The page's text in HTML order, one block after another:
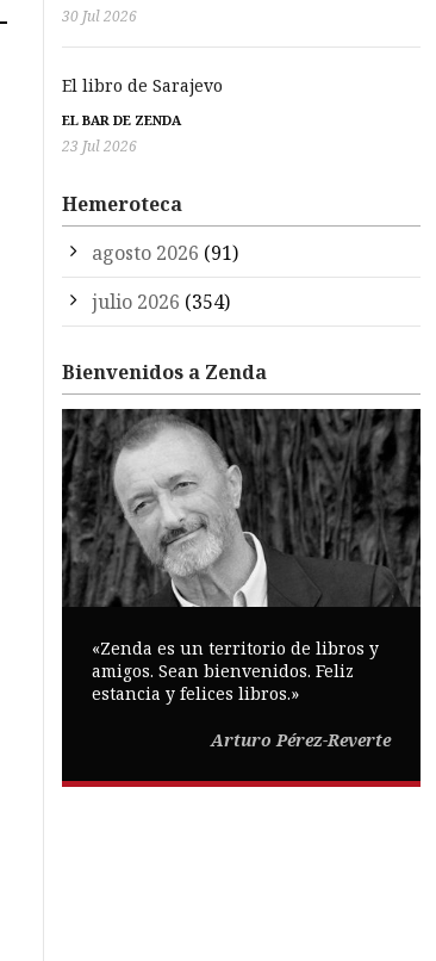
30 Jul 2026
El libro de Sarajevo
EL BAR DE ZENDA
23 Jul 2026
Hemeroteca
agosto 2026 (91)
julio 2026 (354)
Bienvenidos a Zenda
«Zenda es un territorio de libros y
amigos. Sean bienvenidos. Feliz
estancia y felices libros.»
Arturo Pérez-Reverte